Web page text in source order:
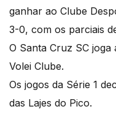
ganhar ao Clube
3-0, com os parciais
O Santa Cruz SC
Volei Clube.
Os jogos da Série 1
das Lajes do Pico.